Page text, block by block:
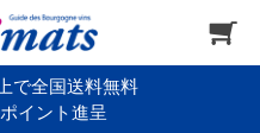
で全国送料無料
イント進呈